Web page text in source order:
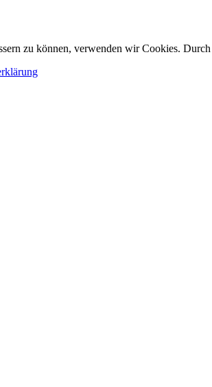
zu können, verwenden wir Cookies.